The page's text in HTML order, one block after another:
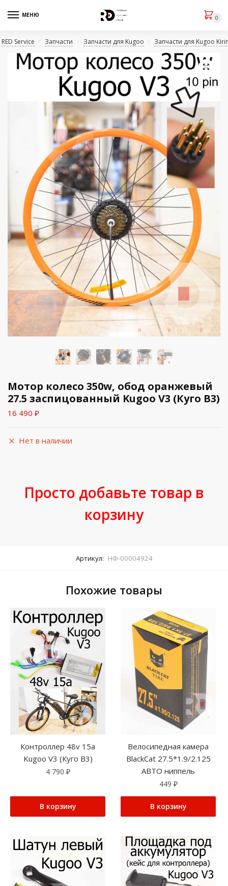
МЕНЮ 0
RED Service / Запчасти / Запчасти для Kugoo / Запчасти для Kugoo
🔍
Мотор колесо 350w, обод оранжевый
27.5 заспицованный Kugoo V3 (Куго В3)
16 490 ₽
Нет в наличии
Просто добавьте товар в
корзину
Артикул: НФ-00004924
Похожие товары
Контроллер 48v 15a
Kugoo V3 (Куго В3)
4 790 ₽
В корзину
Велосипедная камера
BlackCat 27.5*1.9/2.125
АВТО ниппель
449 ₽
В корзину